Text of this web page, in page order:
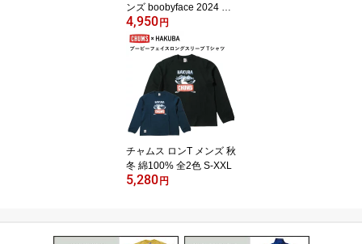
ンズ boobyface 2024 速
乾 全3色 M-L
4,950円
チャムス ロンT メンズ 秋
冬 綿100% 全2色 S-XXL
5,280円